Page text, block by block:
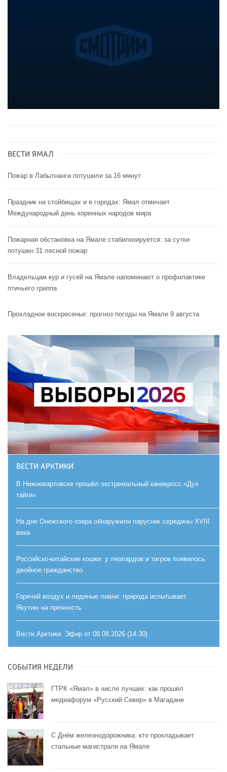
ВЕСТИ ЯМАЛ
Пожар в Лабытнанги потушили за 16 минут
Праздник на стойбищах и в городах: Ямал отмечает
Международный день коренных народов мира
Пожарная обстановка на Ямале стабилизируется: за сутки
потушен 31 лесной пожар
Владельцам кур и гусей на Ямале напоминают o профилактике
птичьего гриппа
Прохладное воскресенье: прогноз погоды на Ямале 9 августа
ВЕСТИ АРКТИКИ
В Нижневартовске прошёл экстремальный каникросс «Дух
тайги»
На дне Онежского озера обнаружили парусник середины XVIII
века
Российско-китайские кошки: у леопардов и тигров появилось
двойное гражданство
Горячий воздух и ледяные ливни: природа испытывает
Якутию на прочность
Вести Арктики. Эфир от 08.08.2026 (14:30)
СОБЫТИЯ НЕДЕЛИ
ГТРК «Ямал» в числе лучших: как прошёл
медиафорум «Русский Север» в Магадане
С Днём железнодорожника: кто прокладывает
стальные магистрали на Ямале